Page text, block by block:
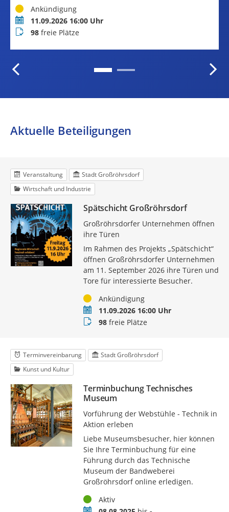
StatusAnkündigung
Termin11.09.2026 16:00 Uhr
Buchungsstatus
98freie Plätze
Aktuelle Beteiligungen
Veranstaltung
Stadt Großröhrsdorf
Wirtschaft und Industrie
Spätschicht Großröhrsdorf
Großröhrsdorfer Unternehmen öffnen
ihre Türen
Im Rahmen des Projekts „Spätschicht“
öffnen Großröhrsdorfer Unternehmen
am 11. September 2026 ihre Türen und
Tore für interessierte Besucher.
StatusAnkündigung
Termin11.09.2026 16:00 Uhr
Buchungsstatus
98freie Plätze
Terminvereinbarung
Stadt Großröhrsdorf
Kunst und Kultur
Terminbuchung Technisches
Museum
Vorführung der Webstühle - Technik in
Aktion erleben
Liebe Museumsbesucher, hier können
Sie Ihre Terminbuchung für eine
Führung durch das Technische
Museum der Bandweberei
Großröhrsdorf online erledigen.
StatusAktiv